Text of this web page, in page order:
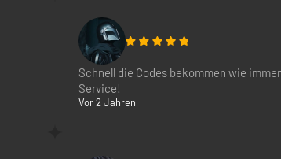
Schnell die Codes bekommen wie
Service!
Vor 2 Jahren